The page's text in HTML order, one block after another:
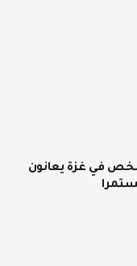
42 ألف شخص في غزة يعانون